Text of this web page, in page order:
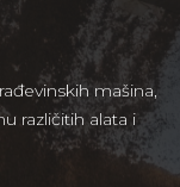
mašina,
različitih alata i